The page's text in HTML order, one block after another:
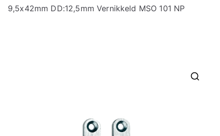
9,5x42mm DD:12,5mm Vernikkeld MSO 101 NP